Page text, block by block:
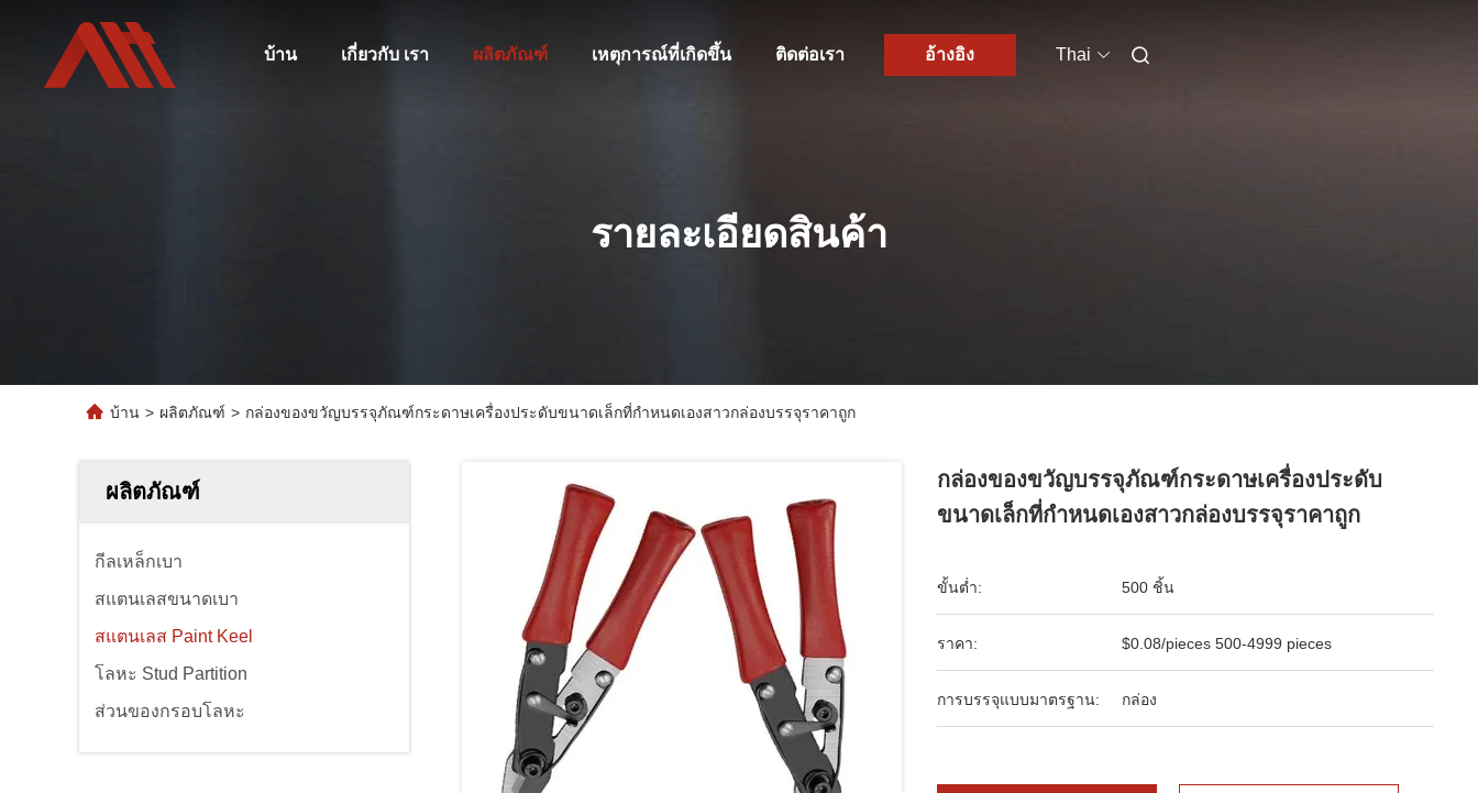
บ้าน เกี่ยวกับ เรา ผลิตภัณฑ์ เหตุการณ์ที่เกิดขึ้น ติดต่อเรา อ้างอิง Thai
รายละเอียดสินค้า
บ้าน > ผลิตภัณฑ์ > กล่องของขวัญบรรจุภัณฑ์กระดาษเครื่องประดับขนาดเล็กที่กำหนดเองสาวกล่องบรรจุราคาถูก
ผลิตภัณฑ์
กีลเหล็กเบา
สแตนเลสขนาดเบา
สแตนเลส Paint Keel
โลหะ Stud Partition
ส่วนของกรอบโลหะ
กล่องของขวัญบรรจุภัณฑ์กระดาษเครื่องประดับ
ขนาดเล็กที่กำหนดเองสาวกล่องบรรจุราคาถูก
ขั้นต่ำ: 500 ชิ้น
ราคา: $0.08/pieces 500-4999 pieces
การบรรจุแบบมาตรฐาน: กล่อง